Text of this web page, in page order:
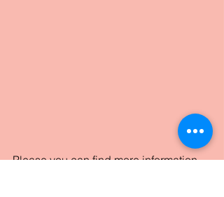
Please you can find more information